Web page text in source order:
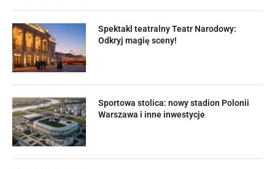
Spektakl teatralny Teatr Narodowy:
Odkryj magię sceny!
Sportowa stolica: nowy stadion Polonii
Warszawa i inne inwestycje